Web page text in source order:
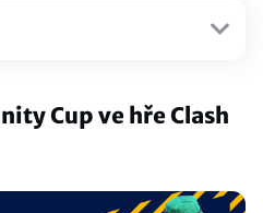
Cup ve hře Clash